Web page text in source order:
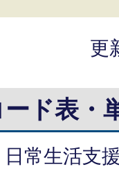
更
ド表・
常生活支